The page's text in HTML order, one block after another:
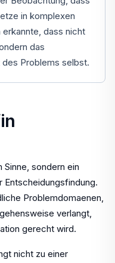
in komplexen
dass nicht
das
Problems selbst.
sondern ein
Problemdomaenen,
verlangt,
gerecht wird.
nicht zu einer